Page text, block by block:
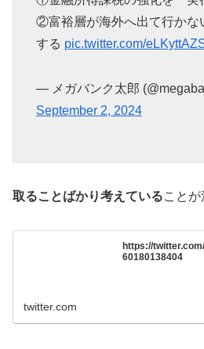
②富裕層が海外へ出て行かな
する pic.twitter.com/
— メガバンク太郎
September 2, 2024
取ることばかり考えていることが
https://
60180138404
twitter.com